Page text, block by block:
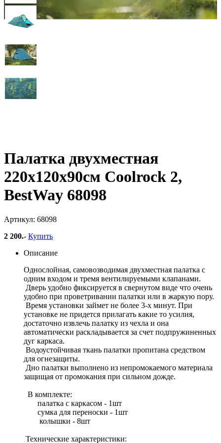
Палатка двухместная
220х120х90см Coolrock 2,
BestWay 68098
Артикул: 68098
2 200.- Купить
Описание
Однослойная, самовозводимая двухместная палатка с
одним входом и тремя вентилируемыми клапанами.
Дверь удобно фиксируется в свернутом виде что очень
удобно при проветривании палатки или в жаркую пору.
Время установки займет не более 3-х минут. При
установке не придется прилагать какие то усилия,
достаточно извлечь палатку из чехла и она
автоматически раскладывается за счет подпружиненных
дуг каркаса.
Водоустойчивая ткань палатки пропитана средством
для огнезащиты.
Дно палатки выполнено из непромокаемого материала
защищая от промокания при сильном дожде.
В комплекте:
палатка с каркасом - 1шт
сумка для переноски - 1шт
колышки - 8шт
Технические характеристики: